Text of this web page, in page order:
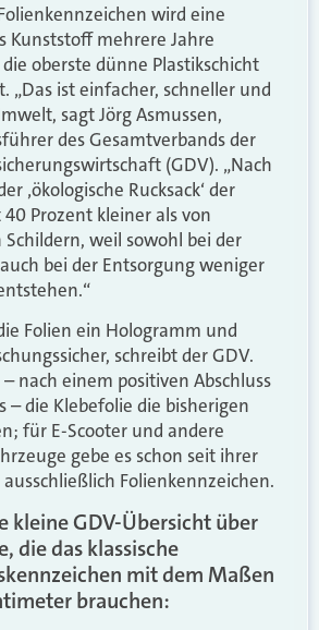
wird eine
Kunststoff mehrere Jahre
oberste dünne Plastikschicht
„Das ist einfacher, schneller und
sagt Jörg Asmussen,
des Gesamtverbands der
(GDV). „Nach
‚ökologische Rucksack‘ der
Prozent kleiner als von
weil sowohl bei der
bei der Entsorgung weniger
Folien ein Hologramm und
schreibt der GDV.
nach einem positiven Abschluss
– die Klebefolie die bisherigen
für E-Scooter und andere
gebe es schon seit ihrer
Folienkennzeichen.
kleine GDV-Übersicht über
die das klassische
mit dem Maßen
brauchen: